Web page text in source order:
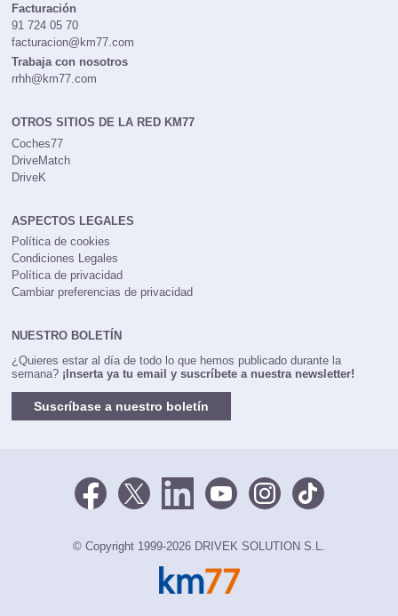
Facturación
91 724 05 70
facturacion@km77.com
Trabaja con nosotros
rrhh@km77.com
OTROS SITIOS DE LA RED KM77
Coches77
DriveMatch
DriveK
ASPECTOS LEGALES
Política de cookies
Condiciones Legales
Política de privacidad
Cambiar preferencias de privacidad
NUESTRO BOLETÍN
¿Quieres estar al día de todo lo que hemos publicado durante la
semana? ¡Inserta ya tu email y suscríbete a nuestra newsletter!
Suscríbase a nuestro boletín
© Copyright 1999-2026 DRIVEK SOLUTION S.L.